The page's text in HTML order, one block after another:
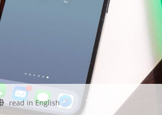
read in English